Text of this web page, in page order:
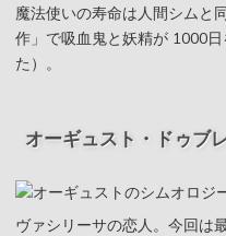
魔法使いの寿命は人間シムと
作」で吸血鬼と妖精が 1000
た）。
オーギュスト・ドゥブ
ヴァシリーサの恋人。今回は